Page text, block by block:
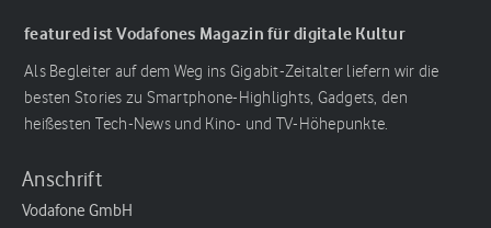
featured ist Vodafones Magazin für digitale Kultur
Als Begleiter auf dem Weg ins Gigabit-Zeitalter liefern wir die
besten Stories zu Smartphone-Highlights, Gadgets, den
heißesten Tech-News und Kino- und TV-Höhepunkte.
Anschrift
Vodafone GmbH